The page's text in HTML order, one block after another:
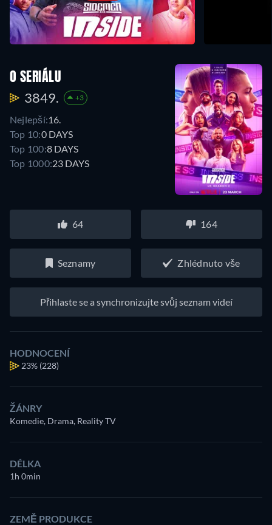
O SERIÁLU
3849. +3
Nejlepší:16.
Top 10:0 DAYS
Top 100:8 DAYS
Top 1000:23 DAYS
64 164
Seznamy Zhlédnuto vše
Přihlaste se a synchronizujte svůj seznam videí
HODNOCENÍ
23% (228)
ŽÁNRY
Komedie, Drama, Reality TV
DÉLKA
1h 0min
ZEMĚ PRODUKCE